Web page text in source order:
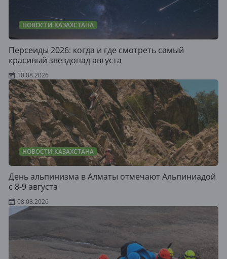
НОВОСТИ КАЗАХСТАНА
Персеиды 2026: когда и где смотреть самый
красивый звездопад августа
10.08.2026
НОВОСТИ КАЗАХСТАНА
День альпинизма в Алматы отмечают Альпиниадой
с 8-9 августа
08.08.2026